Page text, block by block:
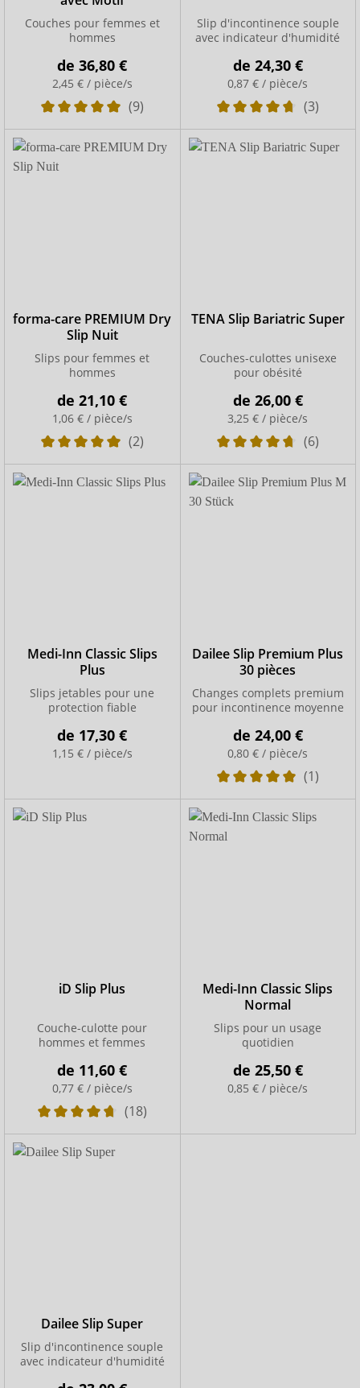
Couches pour femmes et
hommes
de36,80 €
2,45 € / pièce/s
(9)
Slip d'incontinence souple
avec indicateur d'humidité
de 24,30 €
0,87 € / pièce/s
(3)
forma-care PREMIUM Dry
Slip Nuit
Slips pour femmes et
hommes
de21,10 €
1,06 € / pièce/s
(2)
TENA Slip Bariatric Super
Couches-culottes unisexe
pour obésité
de 26,00 €
3,25 € / pièce/s
(6)
Medi-Inn Classic Slips
Plus
Slips jetables pour une
protection fiable
de 17,30 €
1,15 € / pièce/s
Dailee Slip Premium Plus
30 pièces
Changes complets premium
pour incontinence moyenne
de 24,00 €
0,80 € / pièce/s
(1)
iD Slip Plus
Couche-culotte pour
hommes et femmes
de 11,60 €
0,77 € / pièce/s
(18)
Medi-Inn Classic Slips
Normal
Slips pour un usage
quotidien
de 25,50 €
0,85 € / pièce/s
Dailee Slip Super
Slip d'incontinence souple
avec indicateur d'humidité